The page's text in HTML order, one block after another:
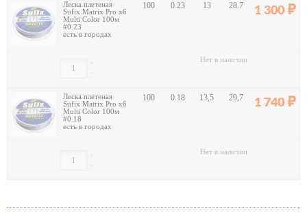
Леска плетеная
Sufix Matrix Pro x6
Multi Color 100м
#0.23
есть в городах
100 0.23 13 28.7 1 300
-
+ Нет в наличии
Леска плетеная
Sufix Matrix Pro x6
Multi Color 100м
#0.18
есть в городах
100 0.18 13,5 29,7 1 740
-
+ Нет в наличии